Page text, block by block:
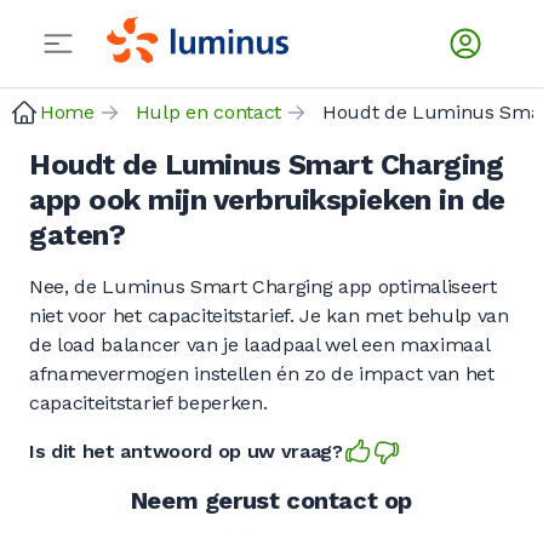
Home Hulp en contact
Houdt de Luminus Smart Charging
app ook mijn verbruikspieken in de
gaten?
Nee, de Luminus Smart Charging app optimaliseert
niet voor het capaciteitstarief. Je kan met behulp van
de load balancer van je laadpaal wel een maximaal
afnamevermogen instellen én zo de impact van het
capaciteitstarief beperken.
Is dit het antwoord op uw vraag?
Neem gerust contact op